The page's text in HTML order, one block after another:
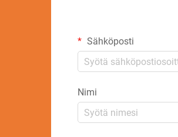
Sähköposti
Nimi